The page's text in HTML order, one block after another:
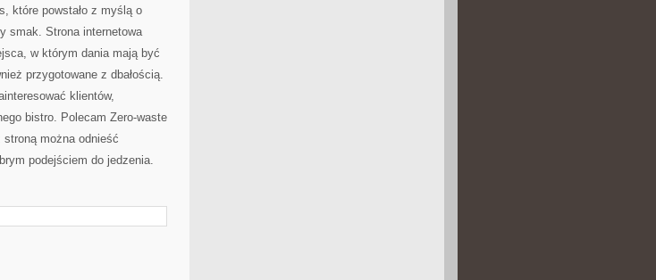
które powstało z myślą o
smak. Strona internetowa
w którym dania mają być
przygotowane z dbałością.
klientów,
bistro. Polecam Zero-waste
można odnieść
podejściem do jedzenia.